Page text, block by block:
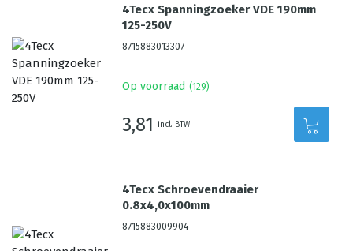
4Tecx Spanningzoeker VDE 190mm
125-250V
8715883013307
Op voorraad (129)
3,81 incl. BTW
4Tecx Schroevendraaier
0.8x4,0x100mm
8715883009904